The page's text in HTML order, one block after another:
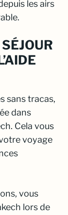
les airs
sans tracas,
dans
Cela vous
voyage
vous
lors de